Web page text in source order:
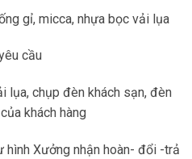
gỉ, micca, nhựa bọc vải lụa
cầu
lụa, chụp đèn khách sạn, đèn
khách hàng
hình Xưởng nhận hoàn- đổi -trả